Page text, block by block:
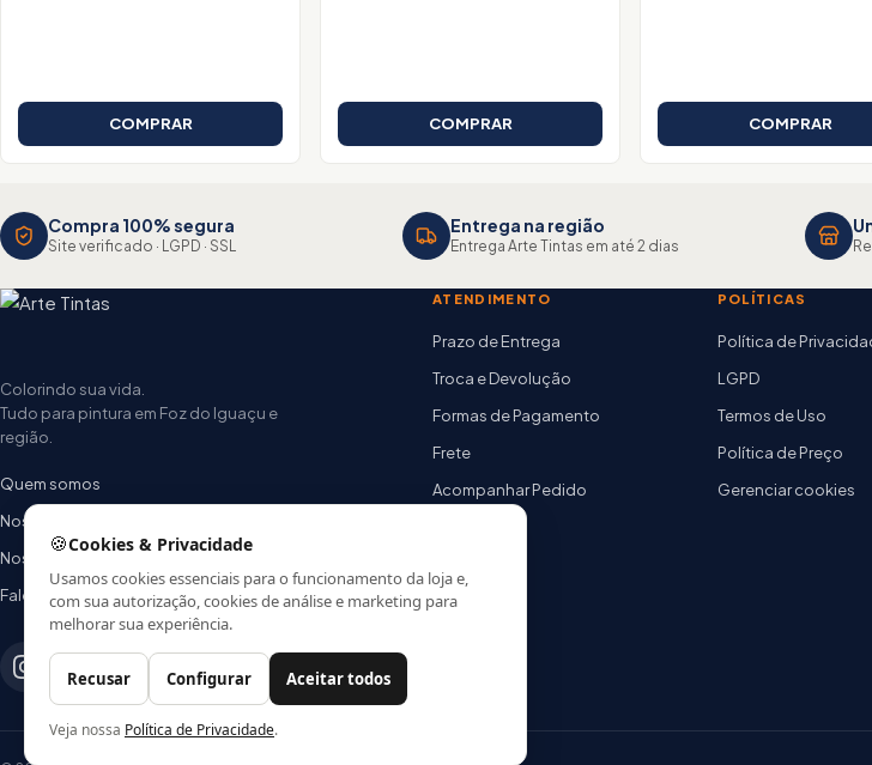
COMPRAR COMPRAR COMPRAR
Compra 100% segura
Site verificado · LGPD · SSL
Entrega na região
Entrega Arte Tintas em até 2 dias
Colorindo sua vida.
Tudo para pintura em Foz do Iguaçu e
região.
Quem somos
Nossas lojas
Nossa equipe
Fale conosco
ATENDIMENTO
Prazo de Entrega
Troca e Devolução
Formas de Pagamento
Frete
Acompanhar Pedido
POLÍTICAS
Política de
LGPD
Termos de Uso
Política de Preço
Gerenciar cookies
🍪Cookies & Privacidade
Usamos cookies essenciais para o funcionamento da loja e,
com sua autorização, cookies de análise e marketing para
melhorar sua experiência.
Recusar Configurar Aceitar todos
Veja nossa Política de Privacidade.